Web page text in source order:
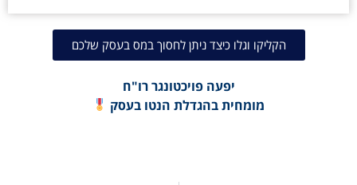
הקליקו וגלו כיצד ניתן לחסוך במס בעסק שלכם
יפעה פויכטונגר רו"ח
מומחית בהגדלת הנטו בעסק